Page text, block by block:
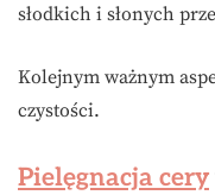
słodkich i słonych
Kolejnym ważnym
czystości.
Pielęgnacja cery